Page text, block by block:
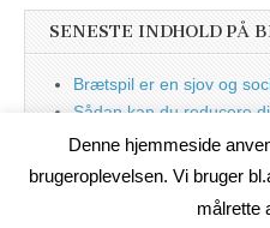
SENESTE INDHOLD PÅ
Brætspil er en sjov og
Sådan kan du reducere
tricks til at spare på
Nu med blog
Denne hjemmeside
brugeroplevelsen. Vi bruger
målrette